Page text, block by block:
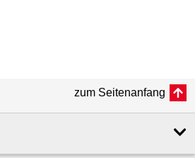
zum Seitenanfang